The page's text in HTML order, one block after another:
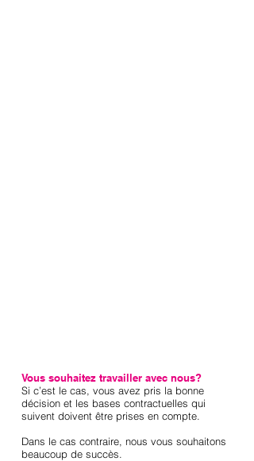
Vous souhaitez travailler avec nous?
Si c’est le cas, vous avez pris la bonne
décision et les bases contractuelles qui
suivent doivent être prises en compte.
Dans le cas contraire, nous vous souhaitons
beaucoup de succès.